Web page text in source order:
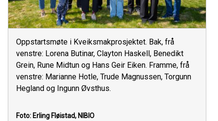
Oppstartsmøte i Kveiksmakprosjektet. Bak, frå
venstre: Lorena Butinar, Clayton Haskell, Benedikt
Grein, Rune Midtun og Hans Geir Eiken. Framme, frå
venstre: Marianne Hotle, Trude Magnussen, Torgunn
Hegland og Ingunn Øvsthus.
Foto: Erling Fløistad, NIBIO